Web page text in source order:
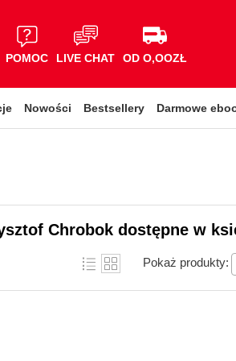
POMOC LIVE CHAT OD O,OOZŁ
Nowości Bestsellery Darmowe
Chrobok dostępne w
Pokaż produkty: